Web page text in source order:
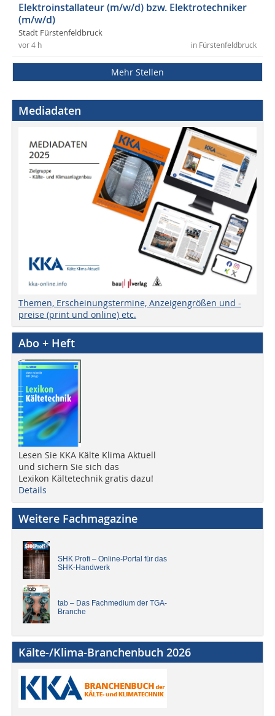
Elektroinstallateur (m/w/d) bzw. Elektrotechniker
(m/w/d)
Stadt Fürstenfeldbruck
in Fürstenfeldbruck
vor 4 h
Mehr Stellen
Mediadaten
Themen, Erscheinungstermine, Anzeigengrößen und -
preise (print und online) etc.
Abo + Heft
Lesen Sie KKA Kälte Klima Aktuell
und sichern Sie sich das
Lexikon Kältetechnik gratis dazu!
Details
Weitere Fachmagazine
SHK Profi – Online-Portal für das
SHK-Handwerk
tab – Das Fachmedium der TGA-
Branche
Kälte-/Klima-Branchenbuch 2026